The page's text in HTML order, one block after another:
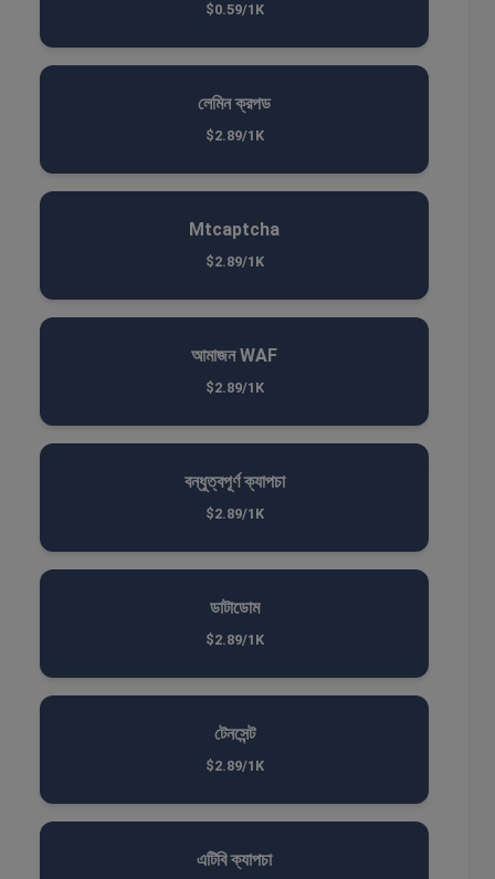
$0.59/1K
লেমিন ক্রপড
$2.89/1K
Mtcaptcha
$2.89/1K
আমাজন WAF
$2.89/1K
বন্ধুত্বপূর্ণ ক্যাপচা
$2.89/1K
ডাটাডোম
$2.89/1K
টেনসেন্ট
$2.89/1K
এটিবি ক্যাপচা